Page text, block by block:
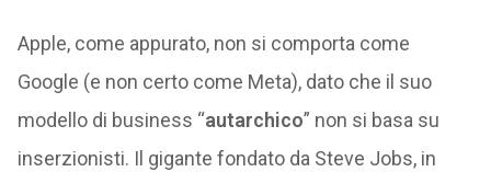
Apple, come appurato, non si comporta come
Google (e non certo come Meta), dato che il suo
modello di business “autarchico” non si basa su
inserzionisti. Il gigante fondato da Steve Jobs, in